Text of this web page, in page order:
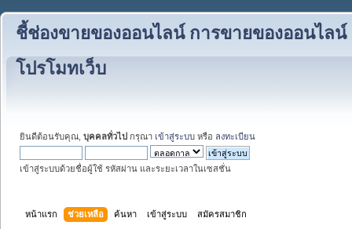
ชี้ช่องขายของออนไลน์ การขายของออนไลน์
โปรโมทเว็บ
ยินดีต้อนรับคุณ, บุคคลทั่วไป กรุณา เข้าสู่ระบบ หรือ ลงทะเบียน
เข้าสู่ระบบด้วยชื่อผู้ใช้ รหัสผ่าน และระยะเวลาในเซสชั่น
หน้าแรก ช่วยเหลือ ค้นหา เข้าสู่ระบบ สมัครสมาชิก